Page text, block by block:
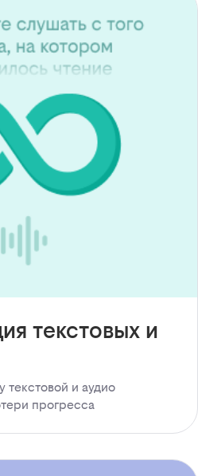
текстовых и
текстовой и аудио
прогресса